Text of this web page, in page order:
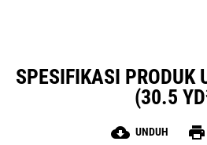
SPESIFIKASI PRODUK
(30.5
cloud_download UNDUH print